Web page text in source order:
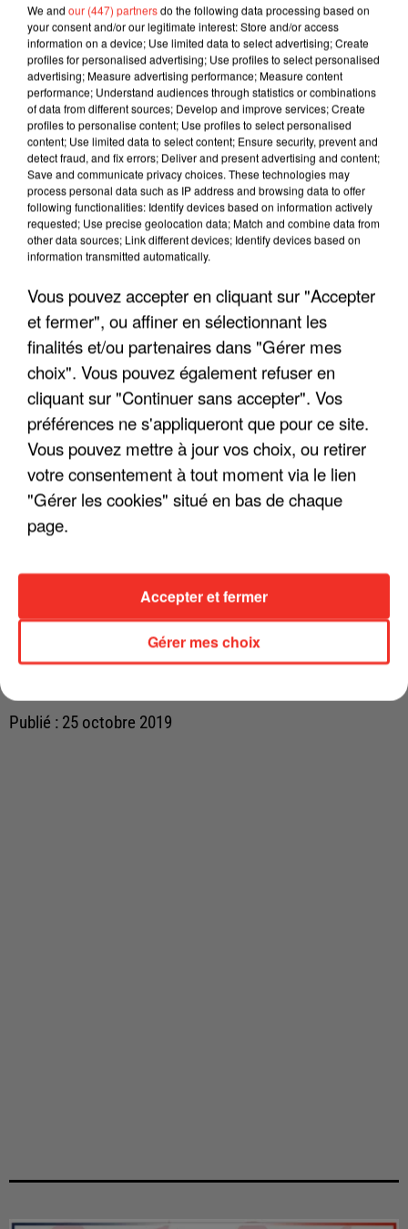
LES MOTS TRISTES - UN TITRE PHARE
DES TROIS CAFÉS GOURMANDS EN
2018
Publié : 25 octobre 2019
We and our (447) partnersdo the following data processing based on
your consent and/or our legitimate interest: Store and/or access
information on a device; Use limited data to select advertising; Create
profiles for personalised advertising; Use profiles to select personalised
advertising; Measure advertising performance; Measure content
performance; Understand audiences through statistics or combinations
of data from different sources; Develop and improve services; Create
profiles to personalise content; Use profiles to select personalised
content; Use limited data to select content; Ensure security, prevent and
detect fraud, and fix errors; Deliver and present advertising and content;
Save and communicate privacy choices. These technologies may
process personal data such as IP address and browsing data to offer
following functionalities: Identify devices based on information actively
requested; Use precise geolocation data; Match and combine data from
other data sources; Link different devices; Identify devices based on
information transmitted automatically.
Vous pouvez accepter en cliquant sur "Accepter
et fermer", ou affiner en sélectionnant les
finalités et/ou partenaires dans "Gérer mes
choix". Vous pouvez également refuser en
cliquant sur "Continuer sans accepter". Vos
préférences ne s'appliqueront que pour ce site.
Vous pouvez mettre à jour vos choix, ou retirer
votre consentement à tout moment via le lien
"Gérer les cookies" situé en bas de chaque
page.
Gérer mes choix
Accepter et fermer